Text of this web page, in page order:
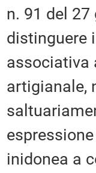
n. 91 del 27
distinguere
associativa
artigianale,
inidonea a